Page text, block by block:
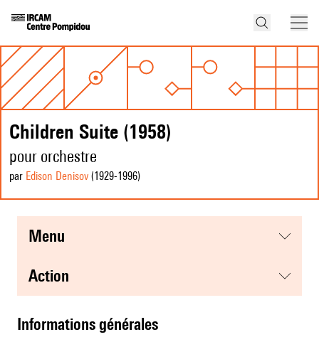
Children Suite (1958)
pour orchestre
par Edison Denisov (1929-1996)
menu
action
informations générales